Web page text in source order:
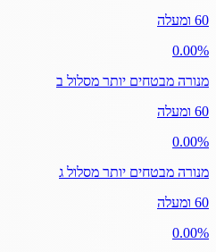
60 ומעלה
‎0.00%
מנורה מבטחים יותר מסלול ב
60 ומעלה
‎0.00%
מנורה מבטחים יותר מסלול ג
60 ומעלה
‎0.00%